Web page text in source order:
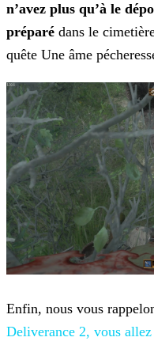
n’avez plus qu’à le
préparé dans le
quête Une âme
Enfin, nous vous
Deliverance 2, vous